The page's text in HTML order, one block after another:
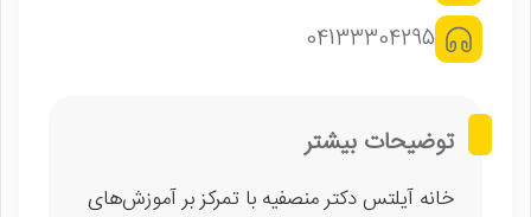
04133304295
توضیحات بیشتر
خانه آیلتس دکتر منصفیه با تمرکز بر آموزش‌های